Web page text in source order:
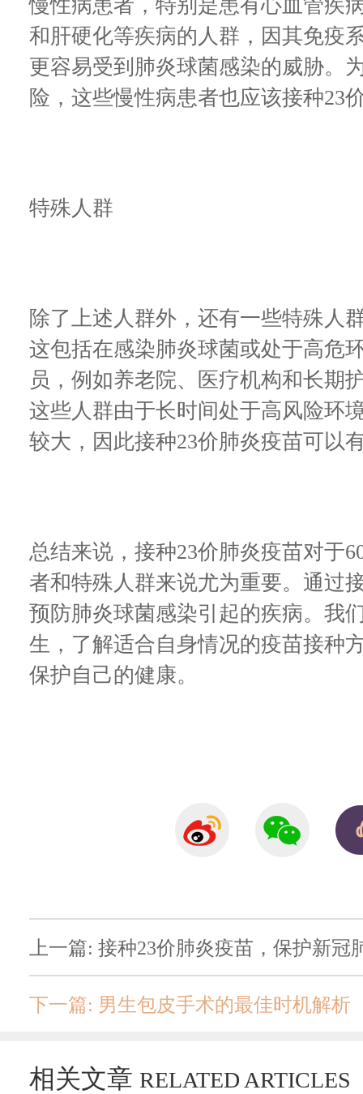
慢性病患者，特别是患有心血管疾
和肝硬化等疾病的人群，因其免疫
更容易受到肺炎球菌感染的威胁。
险，这些慢性病患者也应该接种23
特殊人群
除了上述人群外，还有一些特殊人
这包括在感染肺炎球菌或处于高危
员，例如养老院、医疗机构和长期
这些人群由于长时间处于高风险环
较大，因此接种23价肺炎疫苗可以
总结来说，接种23价肺炎疫苗对于
者和特殊人群来说尤为重要。通过
预防肺炎球菌感染引起的疾病。我
生，了解适合自身情况的疫苗接种
保护自己的健康。
上一篇: 接种23价肺炎疫苗，保护新冠
下一篇: 男生包皮手术的最佳时机解析
相关文章 RELATED ARTICLES